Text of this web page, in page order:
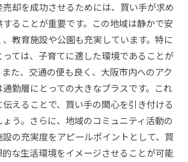
却を成功させるためには、買い手が求め
ることが重要です。この地域は静かで安
教育施設や公園も充実しています。特に
ては、子育てに適した環境であることが
た、交通の便も良く、大阪市内へのアク
勤層にとっての大きなプラスです。これ
えることで、買い手の関心を引き付ける
う。さらに、地域のコミュニティ活動の
の充実度をアピールポイントとして、買
な生活環境をイメージさせることが可能